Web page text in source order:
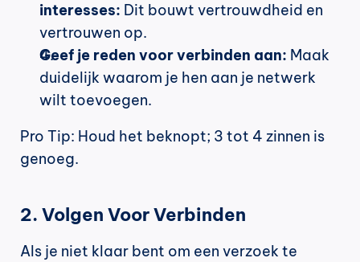
interesses: Dit bouwt vertrouwdheid en
vertrouwen op.
Geef je reden voor verbinden aan: Maak
duidelijk waarom je hen aan je netwerk
wilt toevoegen.
Pro Tip: Houd het beknopt; 3 tot 4 zinnen is
genoeg.
2. Volgen Voor Verbinden
Als je niet klaar bent om een verzoek te